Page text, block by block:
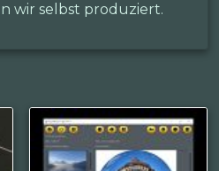
wir selbst produziert.